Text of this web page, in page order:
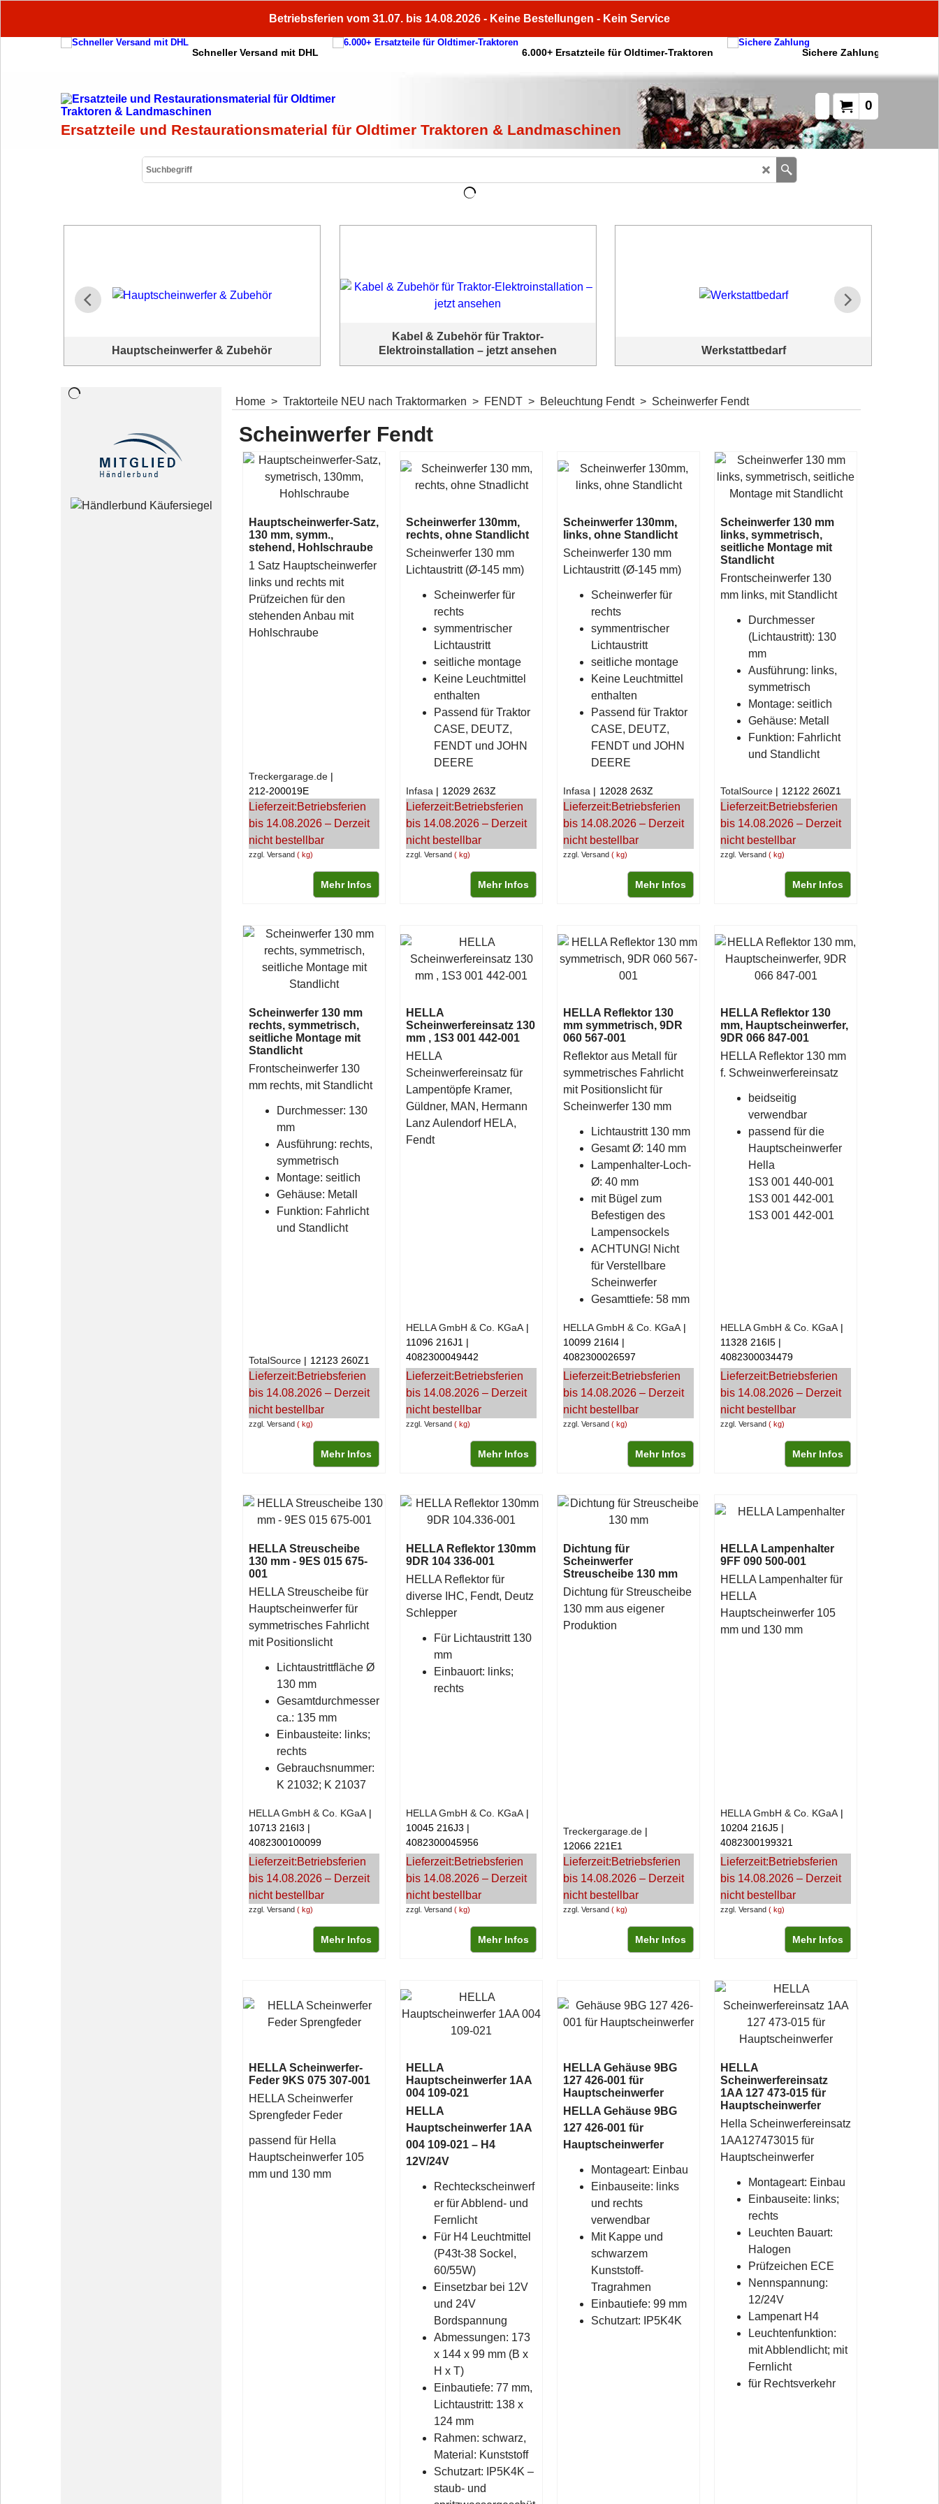
Betriebsferien vom 31.07. bis 14.08.2026 - Keine Bestellungen - Kein Service
Schneller Versand mit DHL 6.000+ Ersatzteile für Oldtimer-Traktoren Sichere Zahlung
0
Ersatzteile und Restaurationsmaterial für Oldtimer Traktoren & Landmaschinen
Hauptscheinwerfer & Zubehör
Kabel & Zubehör für Traktor-
Elektroinstallation – jetzt ansehen
Werkstattbedarf
Home > Traktorteile NEU nach Traktormarken > FENDT > Beleuchtung Fendt> Scheinwerfer Fendt
Scheinwerfer Fendt
Hauptscheinwerfer-Satz,
130 mm, symm.,
stehend, Hohlschraube
1 Satz Hauptscheinwerfer
links und rechts mit
Prüfzeichen für den
stehenden Anbau mit
Hohlschraube
zzgl. Versand kg
Treckergarage.de
212-200019E
Lieferzeit:Betriebsferien
bis 14.08.2026 – Derzeit
nicht bestellbar
Mehr Infos
Scheinwerfer 130mm,
rechts, ohne Standlicht
Scheinwerfer 130 mm
Lichtaustritt (Ø-145 mm)
Scheinwerfer für
rechts
symmentrischer
Lichtaustritt
seitliche montage
Keine Leuchtmittel
enthalten
Passend für Traktor
CASE, DEUTZ,
FENDT und JOHN
DEERE
zzgl. Versand kg
Infasa 12029 263Z
Lieferzeit:Betriebsferien
bis 14.08.2026 – Derzeit
nicht bestellbar
Mehr Infos
Scheinwerfer 130mm,
links, ohne Standlicht
Scheinwerfer 130 mm
Lichtaustritt (Ø-145 mm)
Scheinwerfer für
rechts
symmentrischer
Lichtaustritt
seitliche montage
Keine Leuchtmittel
enthalten
Passend für Traktor
CASE, DEUTZ,
FENDT und JOHN
DEERE
zzgl. Versand kg
Infasa 12028 263Z
Lieferzeit:Betriebsferien
bis 14.08.2026 – Derzeit
nicht bestellbar
Mehr Infos
Scheinwerfer 130 mm
links, symmetrisch,
seitliche Montage mit
Standlicht
Frontscheinwerfer 130
mm links, mit Standlicht
Durchmesser
(Lichtaustritt): 130
mm
Ausführung: links,
symmetrisch
Montage: seitlich
Gehäuse: Metall
Funktion: Fahrlicht
und Standlicht
zzgl. Versand kg
TotalSource 12122 260Z1
Lieferzeit:Betriebsferien
bis 14.08.2026 – Derzeit
nicht bestellbar
Mehr Infos
Scheinwerfer 130 mm
rechts, symmetrisch,
seitliche Montage mit
Standlicht
Frontscheinwerfer 130
mm rechts, mit Standlicht
Durchmesser: 130
mm
Ausführung: rechts,
symmetrisch
Montage: seitlich
Gehäuse: Metall
Funktion: Fahrlicht
und Standlicht
zzgl. Versand kg
TotalSource 12123 260Z1
Lieferzeit:Betriebsferien
bis 14.08.2026 – Derzeit
nicht bestellbar
Mehr Infos
HELLA
Scheinwerfereinsatz 130
mm , 1S3 001 442-001
HELLA
Scheinwerfereinsatz für
Lampentöpfe Kramer,
Güldner, MAN, Hermann
Lanz Aulendorf HELA,
Fendt
zzgl. Versand kg
HELLA GmbH & Co. KGaA
11096 216J1
4082300049442
Lieferzeit:Betriebsferien
bis 14.08.2026 – Derzeit
nicht bestellbar
Mehr Infos
HELLA Reflektor 130
mm symmetrisch, 9DR
060 567-001
Reflektor aus Metall für
symmetrisches Fahrlicht
mit Positionslicht für
Scheinwerfer 130 mm
Lichtaustritt 130 mm
Gesamt Ø: 140 mm
Lampenhalter-Loch-
Ø: 40 mm
mit Bügel zum
Befestigen des
Lampensockels
ACHTUNG! Nicht
für Verstellbare
Scheinwerfer
Gesamttiefe: 58 mm
zzgl. Versand kg
HELLA GmbH & Co. KGaA
10099 216I4
4082300026597
Lieferzeit:Betriebsferien
bis 14.08.2026 – Derzeit
nicht bestellbar
Mehr Infos
HELLA Reflektor 130
mm, Hauptscheinwerfer,
9DR 066 847-001
HELLA Reflektor 130 mm
f. Schweinwerfereinsatz
beidseitig
verwendbar
passend für die
Hauptscheinwerfer
Hella
1S3 001 440-001
1S3 001 442-001
1S3 001 442-001
zzgl. Versand kg
HELLA GmbH & Co. KGaA
11328 216I5
4082300034479
Lieferzeit:Betriebsferien
bis 14.08.2026 – Derzeit
nicht bestellbar
Mehr Infos
HELLA Streuscheibe
130 mm - 9ES 015 675-
001
HELLA Streuscheibe für
Hauptscheinwerfer für
symmetrisches Fahrlicht
mit Positionslicht
Lichtaustrittfläche Ø
130 mm
Gesamtdurchmesser
ca.: 135 mm
Einbausteite: links;
rechts
Gebrauchsnummer:
K 21032; K 21037
zzgl. Versand kg
HELLA GmbH & Co. KGaA
10713 216I3
4082300100099
Lieferzeit:Betriebsferien
bis 14.08.2026 – Derzeit
nicht bestellbar
Mehr Infos
HELLA Reflektor 130mm
9DR 104 336-001
HELLA Reflektor für
diverse IHC, Fendt, Deutz
Schlepper
Für Lichtaustritt 130
mm
Einbauort: links;
rechts
zzgl. Versand kg
HELLA GmbH & Co. KGaA
10045 216J3
4082300045956
Lieferzeit:Betriebsferien
bis 14.08.2026 – Derzeit
nicht bestellbar
Mehr Infos
Dichtung für
Scheinwerfer
Streuscheibe 130 mm
Dichtung für Streuscheibe
130 mm aus eigener
Produktion
zzgl. Versand kg
Treckergarage.de
12066 221E1
Lieferzeit:Betriebsferien
bis 14.08.2026 – Derzeit
nicht bestellbar
Mehr Infos
HELLA Lampenhalter
9FF 090 500-001
HELLA Lampenhalter für
HELLA
Hauptscheinwerfer 105
mm und 130 mm
zzgl. Versand kg
HELLA GmbH & Co. KGaA
10204 216J5
4082300199321
Lieferzeit:Betriebsferien
bis 14.08.2026 – Derzeit
nicht bestellbar
Mehr Infos
HELLA Scheinwerfer-
Feder 9KS 075 307-001
HELLA Scheinwerfer
Sprengfeder Feder
passend für Hella
Hauptscheinwerfer 105
mm und 130 mm
HELLA
Hauptscheinwerfer 1AA
004 109-021
HELLA
Hauptscheinwerfer 1AA
004 109-021 – H4
12V/24V
Rechteckscheinwerf
er für Abblend- und
Fernlicht
Für H4 Leuchtmittel
(P43t-38 Sockel,
60/55W)
Einsetzbar bei 12V
und 24V
Bordspannung
Abmessungen: 173
x 144 x 99 mm (B x
H x T)
Einbautiefe: 77 mm,
Lichtaustritt: 138 x
124 mm
Rahmen: schwarz,
Material: Kunststoff
Schutzart: IP5K4K –
staub- und
HELLA Gehäuse 9BG
127 426-001 für
Hauptscheinwerfer
HELLA Gehäuse 9BG
127 426-001 für
Hauptscheinwerfer
Montageart: Einbau
Einbauseite: links
und rechts
verwendbar
Mit Kappe und
schwarzem
Kunststoff-
Tragrahmen
Einbautiefe: 99 mm
Schutzart: IP5K4K
HELLA
Scheinwerfereinsatz
1AA 127 473-015 für
Hauptscheinwerfer
Hella Scheinwerfereinsatz
1AA127473015 für
Hauptscheinwerfer
Montageart: Einbau
Einbauseite: links;
rechts
Leuchten Bauart:
Halogen
Prüfzeichen ECE
Nennspannung:
12/24V
Lampenart H4
Leuchtenfunktion:
mit Abblendlicht; mit
Fernlicht
für Rechtsverkehr